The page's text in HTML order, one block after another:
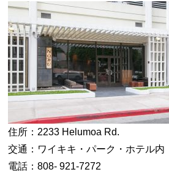
住所：2233 Helumoa Rd.
交通：ワイキキ・パーク・ホテル内
電話：808- 921-7272